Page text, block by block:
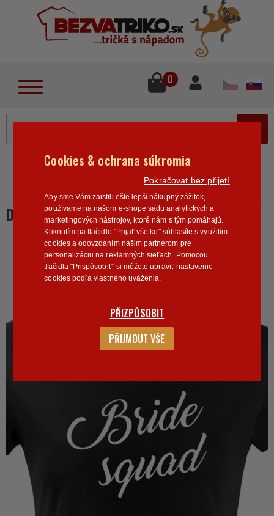
0
MENU
Dámske tričká na
Dámske tričko Bride Squad
DÁMSKE TRIČKO BRIDE SQUAD
Cookies & ochrana súkromia
Pokračovat bez přijetí
Aby sme Vám zaistili ešte lepší nákupný zážitok,
používame na našom e-shope sadu analytických a
marketingových nástrojov, ktoré nám s tým pomáhajú.
Kliknutím na tlačidlo "Prijať všetko" súhlasíte s využitím
cookies a odovzdaním našim partnerom pre
personalizáciu na reklamných sieťach. Pomocou
tlačidla "Prispôsobiť" si môžete upraviť nastavenie
cookies podľa vlastného uváženia.
PŘIZPŮSOBIT
PŘIJMOUT VŠE